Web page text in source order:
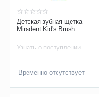
Детская зубная щетка
Miradent Kid's Brush
синяя)
Узнать о поступлении
Временно отсутствует